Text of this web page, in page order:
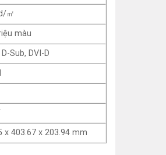
㎡
màu
D-Sub, DVI-D
x 403.67 x 203.94 mm